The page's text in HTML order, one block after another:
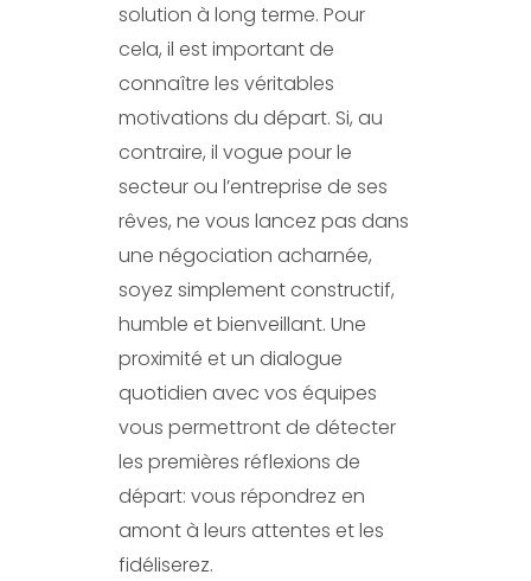
solution à long terme. Pour
cela, il est important de
connaître les véritables
motivations du départ. Si, au
contraire, il vogue pour le
secteur ou l’entreprise de ses
rêves, ne vous lancez pas dans
une négociation acharnée,
soyez simplement constructif,
humble et bienveillant. Une
proximité et un dialogue
quotidien avec vos équipes
vous permettront de détecter
les premières réflexions de
départ: vous répondrez en
amont à leurs attentes et les
fidéliserez.